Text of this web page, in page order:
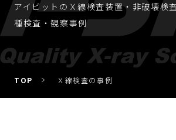
アイビットのＸ線検査装置・非破壊検
種検査・観察事例
TOP Ｘ線検査の事例